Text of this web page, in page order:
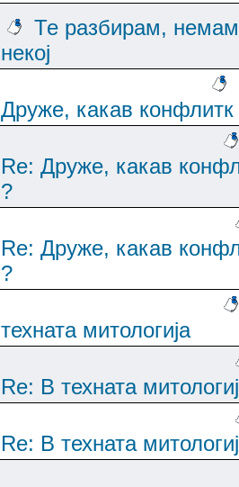
Те разбирам, немам
некој
Друже, какав конфлитк
Re: Друже, какав
?
Re: Друже, какав
?
техната митологија
Re: В техната
Re: В техната